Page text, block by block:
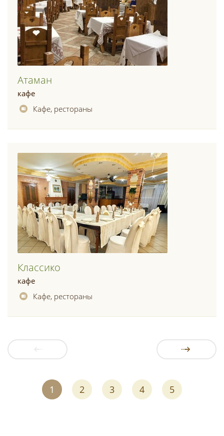
Атаман
кафе
Кафе, рестораны
Классико
кафе
Кафе, рестораны
1 2 3 4 5